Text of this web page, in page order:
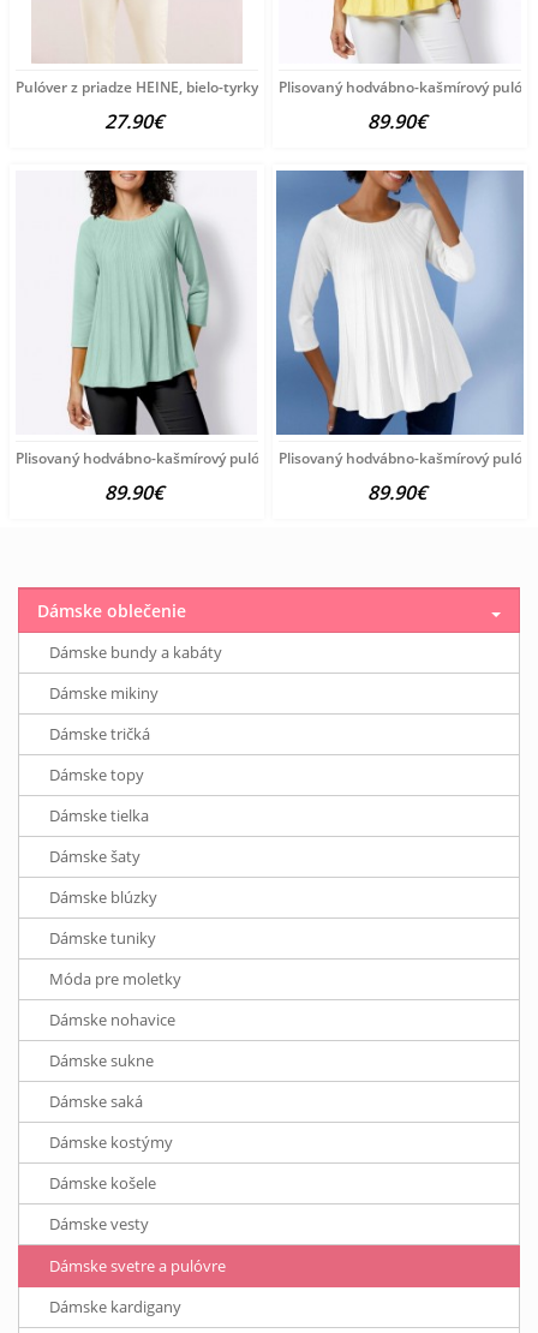
Pulóver z priadze HEINE, bielo-tyrkysový
27.90€
Plisovaný hodvábno-kašmírový
89.90€
Plisovaný hodvábno-kašmírový pulóver vzhľadom Création
89.90€
Plisovaný hodvábno-kašmírový
89.90€
Dámske oblečenie
Dámske bundy a kabáty
Dámske mikiny
Dámske tričká
Dámske topy
Dámske tielka
Dámske šaty
Dámske blúzky
Dámske tuniky
Móda pre moletky
Dámske nohavice
Dámske sukne
Dámske saká
Dámske kostýmy
Dámske košele
Dámske vesty
Dámske svetre a pulóvre
Dámske kardigany